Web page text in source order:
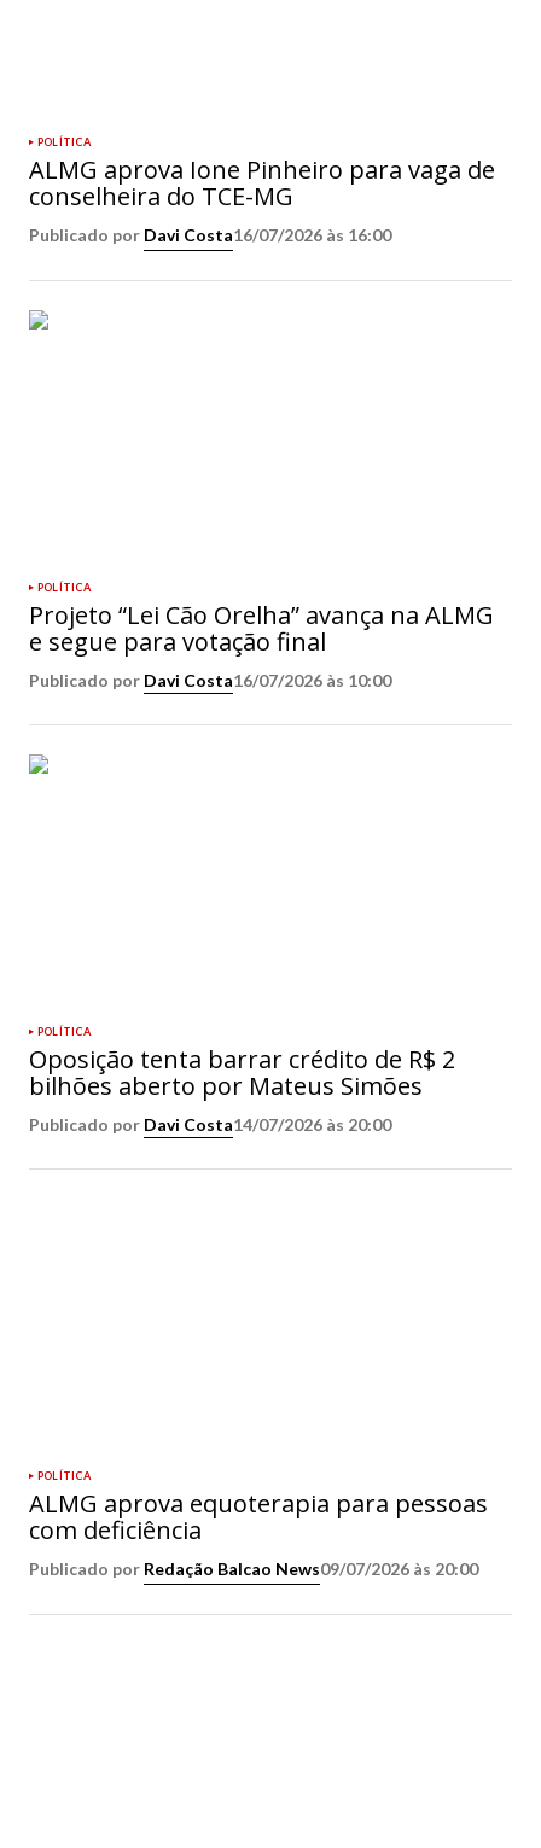
POLÍTICA
ALMG aprova Ione Pinheiro para vaga de
conselheira do TCE-MG
Publicado por Davi Costa16/07/2026 às 16:00
POLÍTICA
Projeto “Lei Cão Orelha” avança na ALMG
e segue para votação final
Publicado por Davi Costa16/07/2026 às 10:00
POLÍTICA
Oposição tenta barrar crédito de R$ 2
bilhões aberto por Mateus Simões
Publicado por Davi Costa14/07/2026 às 20:00
POLÍTICA
ALMG aprova equoterapia para pessoas
com deficiência
Publicado por Redação Balcao News09/07/2026 às 20:00